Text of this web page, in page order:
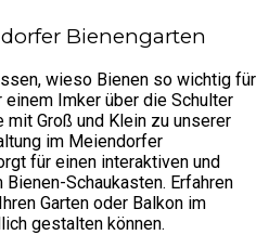
Bienengarten
wieso Bienen so wichtig für
Imker über die Schulter
mit Groß und Klein zu unserer
im Meiendorfer
für einen interaktiven und
Schaukasten. Erfahren
Garten oder Balkon im
gestalten können.